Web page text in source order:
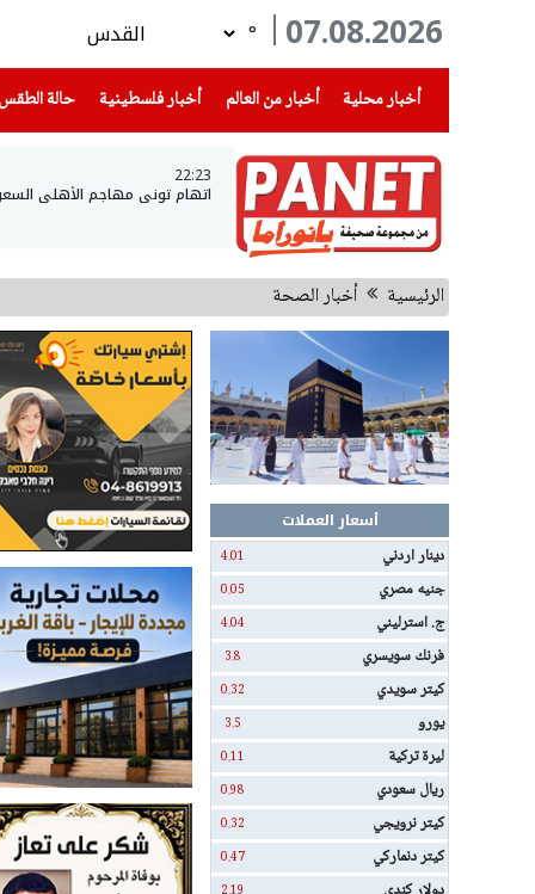
07.08.2026
°
أخبار محلية
(current) أخبار من العالم أخبار فلسطينية(current) حالة الطقس
22:23
اتهام توني مهاجم الأهلي
الرئيسية أخبار الصحة
أسعار العملات
دينار اردني
4.01
جنيه مصري 0.05
ج. استرليني 4.04
فرنك سويسري 3.8
كيتر سويدي 0.32
يورو 3.5
ليرة تركية 0.11
ريال سعودي 0.98
كيتر نرويجي 0.32
كيتر دنماركي 0.47